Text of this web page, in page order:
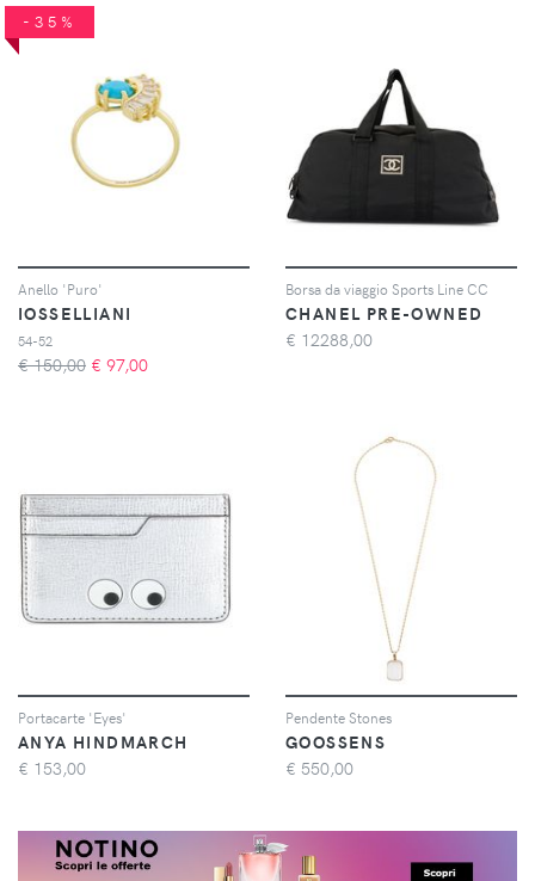
-35%
Anello 'Puro'
IOSSELLIANI
54-52
€ 150,00 € 97,00
Borsa da viaggio Sports Line CC
CHANEL PRE-OWNED
€ 12288,00
Portacarte 'Eyes'
ANYA HINDMARCH
€ 153,00
Pendente Stones
GOOSSENS
€ 550,00